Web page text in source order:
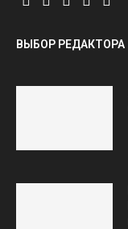
ВЫБОР РЕДАКТОРА